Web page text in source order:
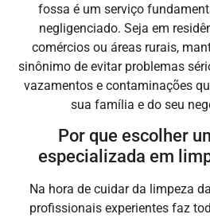
fossa é um serviço
negligenciado. Seja em
comércios ou áreas rurais,
sinônimo de evitar problemas
vazamentos e contaminações
sua família e do seu
Por que escolher
especializada em
Na hora de cuidar da limpeza
profissionais experientes faz